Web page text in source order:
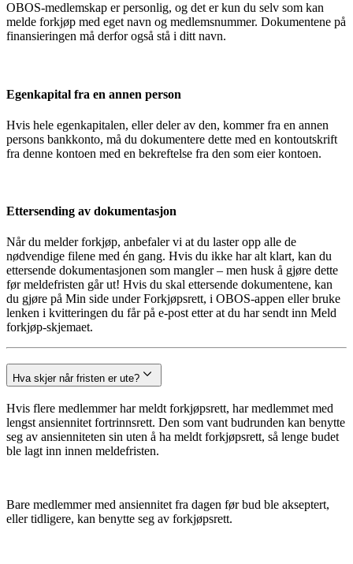
OBOS-medlemskap er personlig, og det er kun du selv som kan
melde forkjøp med eget navn og medlemsnummer. Dokumentene på
finansieringen må derfor også stå i ditt navn.
Egenkapital fra en annen person
Hvis hele egenkapitalen, eller deler av den, kommer fra en annen
persons bankkonto, må du dokumentere dette med en kontoutskrift
fra denne kontoen med en bekreftelse fra den som eier kontoen.
Ettersending av dokumentasjon
Når du melder forkjøp, anbefaler vi at du laster opp alle de
nødvendige filene med én gang. Hvis du ikke har alt klart, kan du
ettersende dokumentasjonen som mangler – men husk å gjøre dette
før meldefristen går ut! Hvis du skal ettersende dokumentene, kan
du gjøre på Min side under Forkjøpsrett, i OBOS-appen eller bruke
lenken i kvitteringen du får på e-post etter at du har sendt inn Meld
forkjøp-skjemaet.
Hva skjer når fristen er ute?
Hvis flere medlemmer har meldt forkjøpsrett, har medlemmet med
lengst ansiennitet fortrinnsrett. Den som vant budrunden kan benytte
seg av ansienniteten sin uten å ha meldt forkjøpsrett, så lenge budet
ble lagt inn innen meldefristen.
Bare medlemmer med ansiennitet fra dagen før bud ble akseptert,
eller tidligere, kan benytte seg av forkjøpsrett.